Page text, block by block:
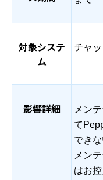
対象システ
ム
チャ
影響詳細
メン
て
でき
メン
はお